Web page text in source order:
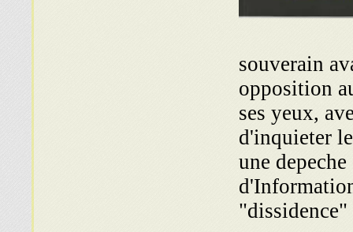
souverain
opposition
ses yeux,
d'inquieter
une
"dissidence"